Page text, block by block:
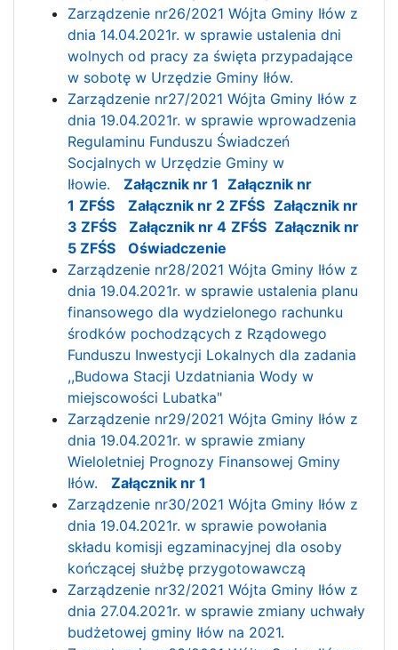
Zarządzenie nr26/2021 Wójta Gminy Iłów z
dnia 14.04.2021r. w sprawie ustalenia dni
wolnych od pracy za święta przypadające
w sobotę w Urzędzie Gminy Iłów.
Zarządzenie nr27/2021 Wójta Gminy Iłów z
dnia 19.04.2021r. w sprawie wprowadzenia
Regulaminu Funduszu Świadczeń
Socjalnych w Urzędzie Gminy w
Iłowie.
Załącznik nr 1 Załącznik nr
1 ZFŚS Załącznik nr 2 ZFŚS Załącznik nr
3 ZFŚS
Załącznik nr 4 ZFŚS Załącznik nr
5 ZFŚS
Oświadczenie
Zarządzenie nr28/2021 Wójta Gminy Iłów z
dnia 19.04.2021r. w sprawie ustalenia planu
finansowego dla wydzielonego rachunku
środków pochodzących z Rządowego
Funduszu Inwestycji Lokalnych dla zadania
,,Budowa Stacji Uzdatniania Wody w
miejscowości Lubatka"
Zarządzenie nr29/2021 Wójta Gminy Iłów z
dnia 19.04.2021r. w sprawie zmiany
Wieloletniej Prognozy Finansowej Gminy
Iłów.
Załącznik nr 1
Zarządzenie nr30/2021 Wójta Gminy Iłów z
dnia 19.04.2021r. w sprawie powołania
składu komisji egzaminacyjnej dla osoby
kończącej służbę przygotowawczą
Zarządzenie nr32/2021 Wójta Gminy Iłów z
dnia 27.04.2021r. w sprawie zmiany uchwały
budżetowej gminy Iłów na 2021.